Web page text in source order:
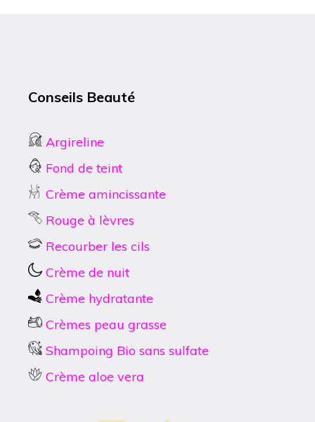
Conseils Beauté
Argireline
Fond de teint
Crème amincissante
Rouge à lèvres
Recourber les cils
Crème de nuit
Crème hydratante
Crèmes peau grasse
Shampoing Bio sans sulfate
Crème aloe vera